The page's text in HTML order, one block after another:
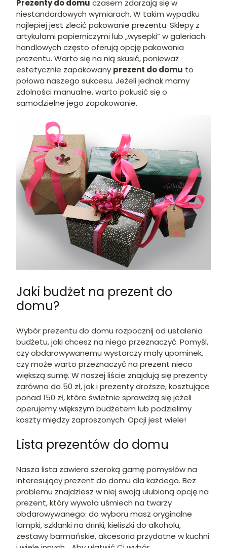
Prezenty do domu czasem zdarzają się w
niestandardowych wymiarach. W takim wypadku
najlepiej jest zlecić pakowanie prezentu. Sklepy z
artykułami papierniczymi lub „wysepki” w galeriach
handlowych często oferują opcję pakowania
prezentu. Warto się na nią skusić, ponieważ
estetycznie zapakowany prezent do domu to
połowa naszego sukcesu. Jeżeli jednak mamy
zdolności manualne, warto pokusić się o
samodzielne jego zapakowanie.
Jaki budżet na prezent do
domu?
Wybór prezentu do domu rozpocznij od ustalenia
budżetu, jaki chcesz na niego przeznaczyć. Pomyśl,
czy obdarowywanemu wystarczy mały upominek,
czy może warto przeznaczyć na prezent nieco
większą sumę. W naszej liście znajdują się prezenty
zarówno do 50 zł, jak i prezenty droższe, kosztujące
ponad 150 zł, które świetnie sprawdzą się jeżeli
operujemy większym budżetem lub podzielimy
koszty między zaproszonych. Opcji jest wiele!
Lista prezentów do domu
Nasza lista zawiera szeroką gamę pomysłów na
interesujący prezent do domu dla każdego. Bez
problemu znajdziesz w niej swoją ulubioną opcję na
prezent, który wywoła uśmiech na twarzy
obdarowywanego: do wyboru masz oryginalne
lampki, szklanki na drinki, kieliszki do alkoholu,
zestawy barmańskie, akcesoria przydatne w kuchni